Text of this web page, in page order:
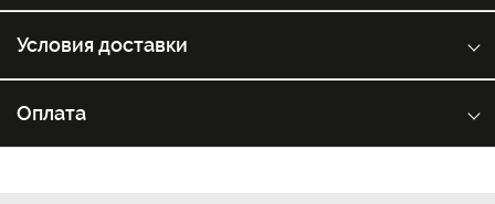
Условия доставки
Оплата